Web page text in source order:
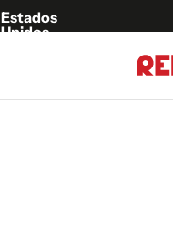
Estados
Unidos